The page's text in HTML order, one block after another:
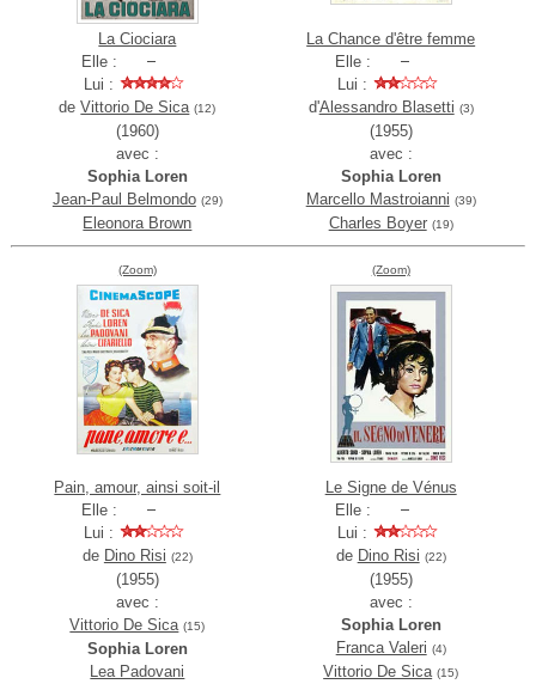
La Ciociara
Elle :
Lui :
deVittorio De Sica (12)
(1960)
avec :
Sophia Loren
Jean-Paul Belmondo (29)
Eleonora Brown
La Chance d'être femme
Elle :
Lui :
d'Alessandro Blasetti (3)
(1955)
avec :
Sophia Loren
Marcello Mastroianni (39)
Charles Boyer (19)
(Zoom)
Pain, amour, ainsi soit-il
Elle :
Lui :
de Dino Risi (22)
(1955)
avec :
Vittorio De Sica (15)
Sophia Loren
Lea Padovani
(Zoom)
Le Signe de Vénus
Elle :
Lui :
de Dino Risi (22)
(1955)
avec :
Sophia Loren
Franca Valeri (4)
Vittorio De Sica (15)